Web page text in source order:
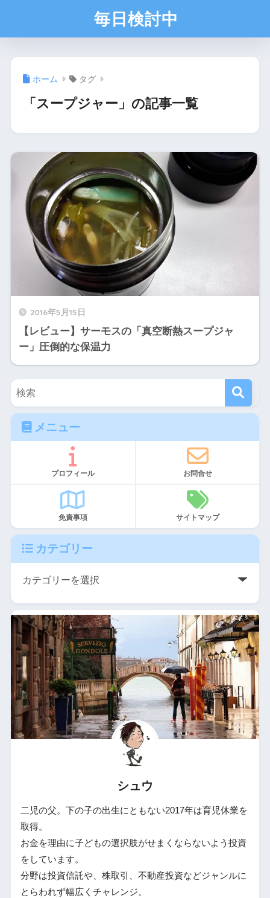
毎日検討中
ホーム タグ
「スープジャー」の記事一覧
2016年5月15日
【レビュー】サーモスの「真空断熱スープジャ
ー」圧倒的な保温力
メニュー
プロフィール お問合せ
免責事項 サイトマップ
カテゴリー
シュウ
二児の父。下の子の出生にともない2017年は育児休業を
取得。
お金を理由に子どもの選択肢がせまくならないよう投資
をしています。
分野は投資信託や、株取引、不動産投資などジャンルに
とらわれず幅広くチャレンジ。